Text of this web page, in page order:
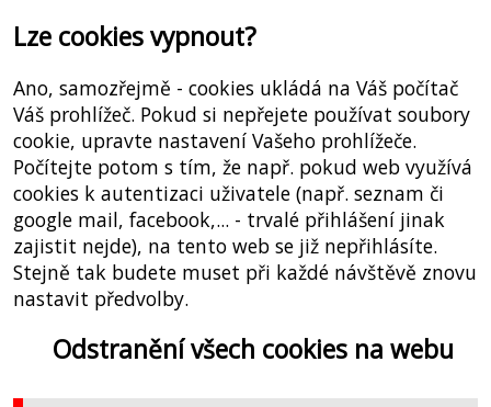
Lze cookies vypnout?
Ano, samozřejmě - cookies ukládá na Váš počítač
Váš prohlížeč. Pokud si nepřejete používat soubory
cookie, upravte nastavení Vašeho prohlížeče.
Počítejte potom s tím, že např. pokud web využívá
cookies k autentizaci uživatele (např. seznam či
google mail, facebook,... - trvalé přihlášení jinak
zajistit nejde), na tento web se již nepřihlásíte.
Stejně tak budete muset při každé návštěvě znovu
nastavit předvolby.
Odstranění všech cookies na webu